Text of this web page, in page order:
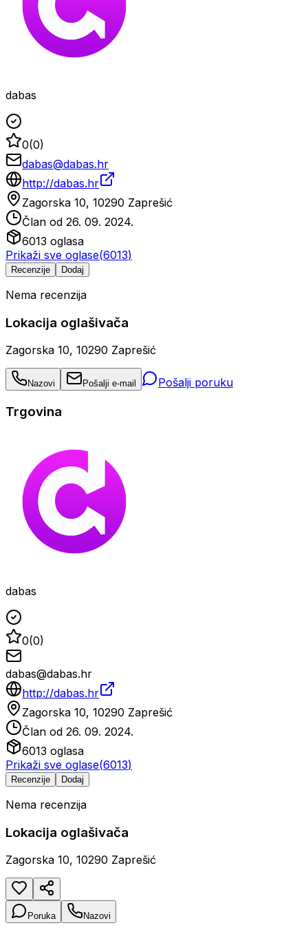
dabas
0(0)
dabas@dabas.hr
http://dabas.hr
Zagorska 10, 10290 Zaprešić
Član od 26. 09. 2024.
6013 oglasa
Prikaži sve oglase(6013)
Recenzije Dodaj
Nema recenzija
Lokacija oglašivača
Zagorska 10, 10290 Zaprešić
Nazovi Pošalji e-mail Pošalji poruku
Trgovina
dabas
0(0)
dabas@dabas.hr
http://dabas.hr
Zagorska 10, 10290 Zaprešić
Član od 26. 09. 2024.
6013 oglasa
Prikaži sve oglase(6013)
Recenzije Dodaj
Nema recenzija
Lokacija oglašivača
Zagorska 10, 10290 Zaprešić
Poruka Nazovi